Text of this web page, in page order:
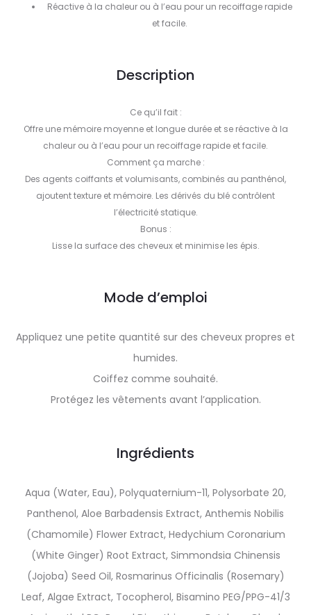
Réactive à la chaleur ou à l’eau pour un recoiffage rapide
et facile.
Description
Ce qu’il fait :
Offre une mémoire moyenne et longue durée et se réactive à la
chaleur ou à l’eau pour un recoiffage rapide et facile.
Comment ça marche :
Des agents coiffants et volumisants, combinés au panthénol,
ajoutent texture et mémoire. Les dérivés du blé contrôlent
l’électricité statique.
Bonus :
Lisse la surface des cheveux et minimise les épis.
Mode d’emploi
Appliquez une petite quantité sur des cheveux propres et
humides.
Coiffez comme souhaité.
Protégez les vêtements avant l’application.
Ingrédients
Aqua (Water, Eau), Polyquaternium-11, Polysorbate 20,
Panthenol, Aloe Barbadensis Extract, Anthemis Nobilis
(Chamomile) Flower Extract, Hedychium Coronarium
(White Ginger) Root Extract, Simmondsia Chinensis
(Jojoba) Seed Oil, Rosmarinus Officinalis (Rosemary)
Leaf, Algae Extract, Tocopherol, Bisamino PEG/PPG-41/3